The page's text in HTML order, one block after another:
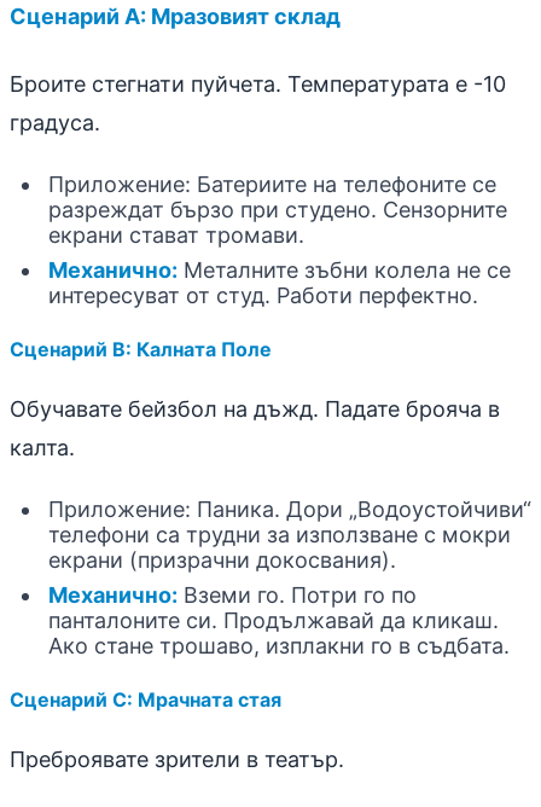
Сценарий A: Мразовият склад
Броите стегнати пуйчета. Температурата е -10
градуса.
Приложение: Батериите на телефоните се
разреждат бързо при студено. Сензорните
екрани стават тромави.
Механично: Металните зъбни колела не се
интересуват от студ. Работи перфектно.
Сценарий B: Калната Поле
Обучавате бейзбол на дъжд. Падате брояча в
калта.
Приложение: Паника. Дори „Водоустойчиви“
телефони са трудни за използване с мокри
екрани (призрачни докосвания).
Механично: Вземи го. Потри го по
панталоните си. Продължавай да кликаш.
Ако стане трошаво, изплакни го в съдбата.
Сценарий C: Мрачната стая
Преброявате зрители в театър.